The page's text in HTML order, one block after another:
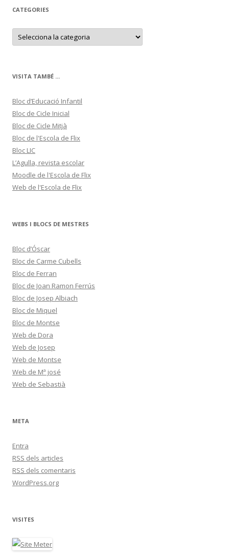
CATEGORIES
C
t
r
VISITA TAMBÉ ...
Bloc d’Educació Infantil
Bloc de Cicle Inicial
Bloc de Cicle Mitjà
Bloc de l'Escola de Flix
Bloc LIC
L’Agulla, revista escolar
Moodle de l'Escola de Flix
Web de l'Escola de Flix
WEBS I BLOCS DE MESTRES
Bloc d’Óscar
Bloc de Carme Cubells
Bloc de Ferran
Bloc de Joan Ramon Ferrús
Bloc de Josep Albiach
Bloc de Miquel
Bloc de Montse
Web de Dora
Web de Josep
Web de Montse
Web de Mª josé
Web de Sebastià
META
Entra
RSS dels articles
RSS dels comentaris
WordPress.org
VISITES